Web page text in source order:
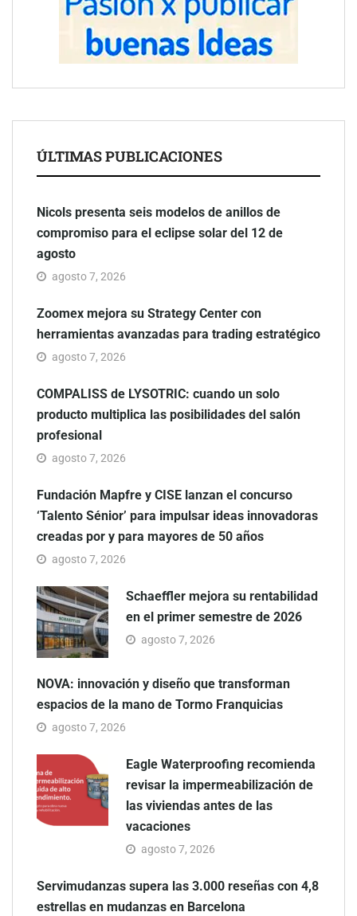
ÚLTIMAS PUBLICACIONES
Nicols presenta seis modelos de anillos de
compromiso para el eclipse solar del 12 de
agosto
agosto 7, 2026
Zoomex mejora su Strategy Center con
herramientas avanzadas para trading estratégico
agosto 7, 2026
COMPALISS de LYSOTRIC: cuando un solo
producto multiplica las posibilidades del salón
profesional
agosto 7, 2026
Fundación Mapfre y CISE lanzan el concurso
‘Talento Sénior’ para impulsar ideas innovadoras
creadas por y para mayores de 50 años
agosto 7, 2026
Schaeffler mejora su rentabilidad
en el primer semestre de 2026
agosto 7, 2026
NOVA: innovación y diseño que transforman
espacios de la mano de Tormo Franquicias
agosto 7, 2026
Eagle Waterproofing recomienda
revisar la impermeabilización de
las viviendas antes de las
vacaciones
agosto 7, 2026
Servimudanzas supera las 3.000 reseñas con 4,8
estrellas en mudanzas en Barcelona